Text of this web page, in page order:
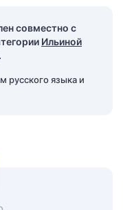
совместно с
Ильиной
.
русского языка и